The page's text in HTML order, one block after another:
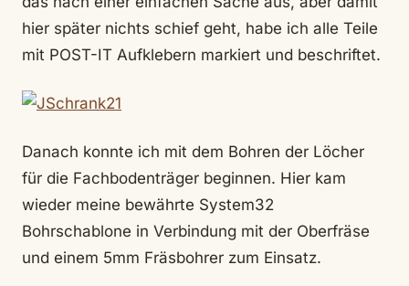
hier später nichts schief geht, habe ich alle Teile
mit POST-IT Aufklebern markiert und beschriftet.
Danach konnte ich mit dem Bohren der Löcher
für die Fachbodenträger beginnen. Hier kam
wieder meine bewährte System32
Bohrschablone in Verbindung mit der Oberfräse
und einem 5mm Fräsbohrer zum Einsatz.